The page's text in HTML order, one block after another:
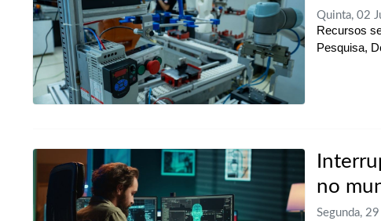
Quinta, 02
Recursos
Pesquisa,
no
Segunda,